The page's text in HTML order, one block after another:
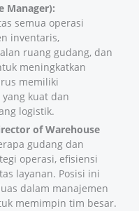
Manager):
semua operasi
inventaris,
ruang gudang, dan
meningkatkan
memiliki
kuat dan
logistik.
of Warehouse
gudang dan
operasi, efisiensi
layanan. Posisi ini
dalam manajemen
memimpin tim besar.